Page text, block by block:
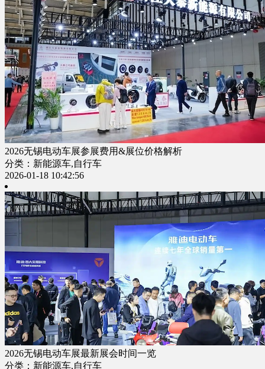
2026无锡电动车展参展费用&展位价格解析
分类：新能源车,自行车
2026-01-18 10:42:56
2026无锡电动车展最新展会时间一览
分类：新能源车,自行车